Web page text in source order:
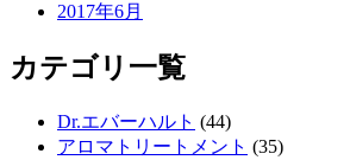
2017年6月
カテゴリ一覧
Dr.エバーハルト (44)
アロマトリートメント (35)